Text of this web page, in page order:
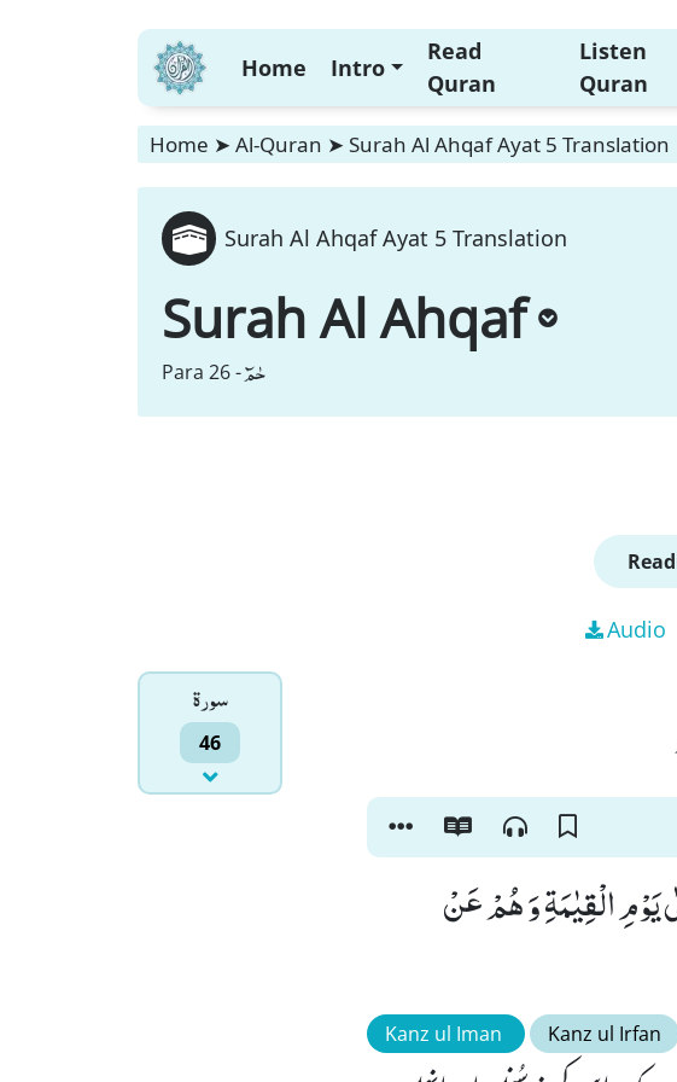
Home Intro
Read
Quran
Listen
Quran
Home ➤ Al-Quran ➤ Surah Al Ahqaf Ayat 5 Translation
Surah Al Ahqaf Ayat 5 Translation
Surah Al Ahqaf
Para 26 -حٰمٓ
Audio
سورۃ
46
یَوْمِ الْقِیٰمَةِ وَ هُمْ عَنْ
Kanz ul Iman Kanz ul Irfan